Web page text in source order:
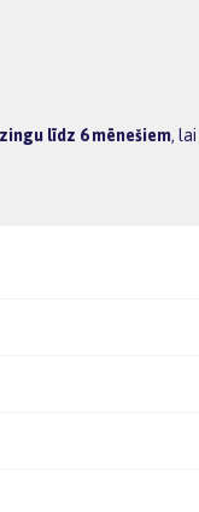
līdz 6 mēnešiem,